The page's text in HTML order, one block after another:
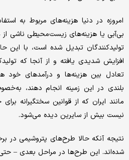
امروزه در دنیا هزینه‌های مربوط به
بی‌آبی یا هزینه‌های زیست‌محیطی ناشی
تولیدکنندگان تبدیل شده است، با این
افزایش شدیدی یافته و از آنجا که
تعادل بین هزینه‌ها و درآمدهای خود
بلندی در این زمینه انجام دهند،
مانند ایران که از قوانین سختگیرانه
نیست بیش از سایرین دیده می‌شود.
نتیجه آنکه حالا طرح‌های پتروشیمی در
شده‌اند. این طرح‌ها در مراحل بعدی – حتی